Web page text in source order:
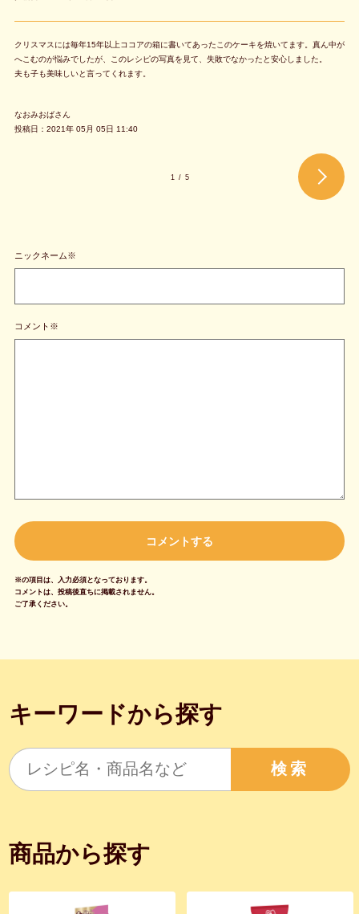
クリスマスには毎年15年以上ココアの箱に書いてあったこのケーキを焼いてます。真ん中が
へこむのが悩みでしたが、このレシピの写真を見て、失敗でなかったと安心しました。
夫も子も美味しいと言ってくれます。
なおみおばさん
投稿日：2021年 05月 05日 11:40
1 / 5
ニックネーム※
コメント※
※の項目は、入力必須となっております。
コメントは、投稿後直ちに掲載されません。
ご了承ください。
キーワードから探す
検索
商品から探す